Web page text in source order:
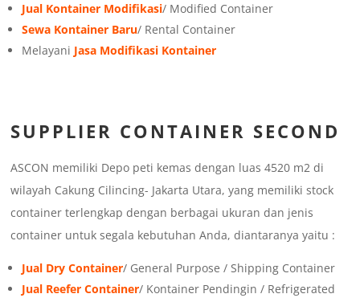
Jual Kontainer Modifikasi/ Modified Container
Sewa Kontainer Baru/ Rental Container
Melayani Jasa Modifikasi Kontainer
SUPPLIER CONTAINER SECOND
ASCON memiliki Depo peti kemas dengan luas 4520 m2 di
wilayah Cakung Cilincing- Jakarta Utara, yang memiliki stock
container terlengkap dengan berbagai ukuran dan jenis
container untuk segala kebutuhan Anda, diantaranya yaitu :
Jual Dry Container/ General Purpose / Shipping Container
Jual Reefer Container/ Kontainer Pendingin / Refrigerated